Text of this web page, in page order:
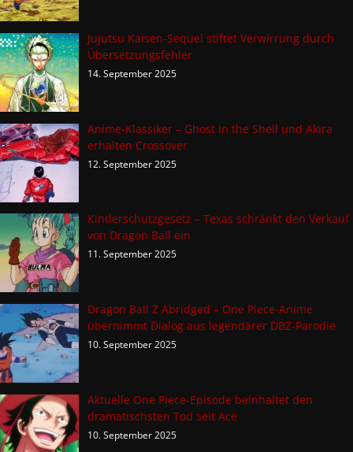
Jujutsu Kaisen-Sequel stiftet Verwirrung durch
Übersetzungsfehler
14. September 2025
Anime-Klassiker – Ghost in the Shell und Akira
erhalten Crossover
12. September 2025
Kinderschutzgesetz – Texas schränkt den Verkauf
von Dragon Ball ein
11. September 2025
Dragon Ball Z Abridged – One Piece-Anime
übernimmt Dialog aus legendärer DBZ-Parodie
10. September 2025
Aktuelle One Piece-Episode beinhaltet den
dramatischsten Tod seit Ace
10. September 2025